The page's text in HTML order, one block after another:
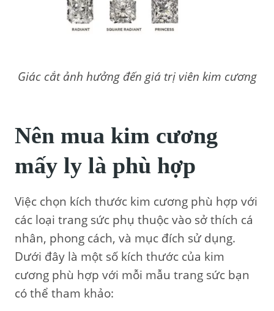
Giác cắt ảnh hưởng đến giá trị viên kim cương
Nên mua kim cương
mấy ly là phù hợp
Việc chọn kích thước kim cương phù hợp với
các loại trang sức phụ thuộc vào sở thích cá
nhân, phong cách, và mục đích sử dụng.
Dưới đây là một số kích thước của kim
cương phù hợp với mỗi mẫu trang sức bạn
có thể tham khảo: